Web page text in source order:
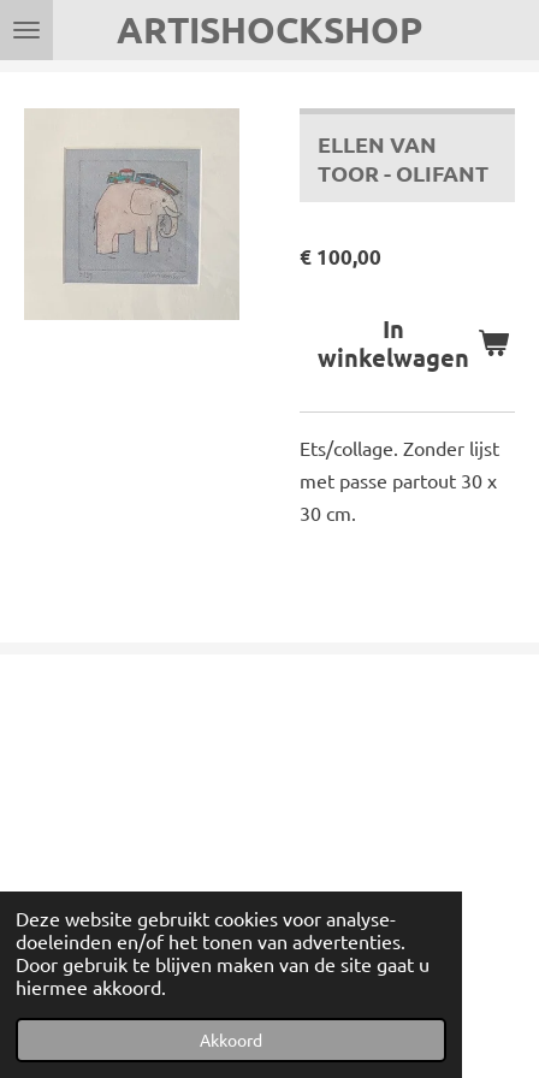
Deze website gebruikt cookies voor analyse-
doeleinden en/of het tonen van advertenties.
Door gebruik te blijven maken van de site gaat u
hiermee akkoord.
Akkoord
Ga
direct
hoofdinhoud
ARTISHOCKSHOP
ELLEN VAN
TOOR - OLIFANT
€ 100,00
In
winkelwagen
Ets/collage. Zonder lijst
met passe partout 30 x
30 cm.